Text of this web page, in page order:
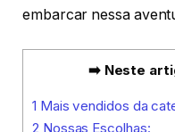
embarcar nessa
➡️ Neste
1 Mais vendidos da
2 Nossas Escolhas: